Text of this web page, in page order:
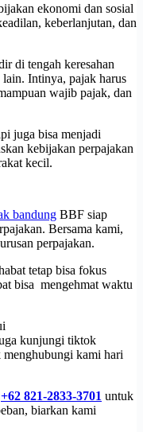
ekonomi dan sosial
keberlanjutan, dan
di tengah keresahan
Intinya, pajak harus
wajib pajak, dan
juga bisa menjadi
kebijakan perpajakan
kecil.
bandung BBF siap
Bersama kami,
perpajakan.
tetap bisa fokus
bisa mengehmat waktu
kunjungi tiktok
menghubungi kami hari
+62 821-2833-3701 untuk
biarkan kami